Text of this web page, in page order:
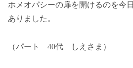
ホメオパシーの扉を開けるのを今
ありました。
（パート 40代 しえさま）